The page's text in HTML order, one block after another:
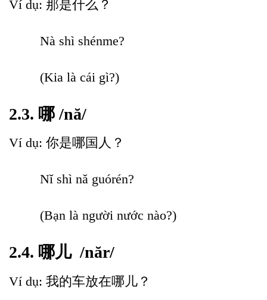
Ví dụ: 那是什么？
Nà shì shénme?
(Kia là cái gì?)
2.3. 哪 /nă/
Ví dụ: 你是哪国人？
Nǐ shì nǎ guórén?
(Bạn là người nước nào?)
2.4. 哪儿 /năr/
Ví dụ: 我的车放在哪儿？